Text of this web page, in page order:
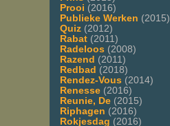
Prooi (2016)
Publieke Werken (2015)
Quiz (2012)
Rabat (2011)
Radeloos (2008)
Razend (2011)
Redbad (2018)
Rendez-Vous (2014)
Renesse (2016)
Reunie, De (2015)
Riphagen (2016)
Rokjesdag (2016)